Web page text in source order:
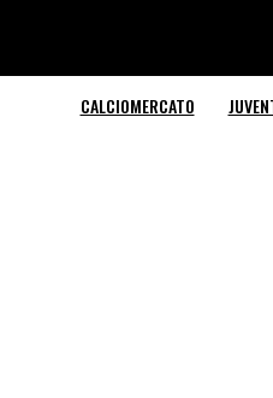
CALCIOMERCATO